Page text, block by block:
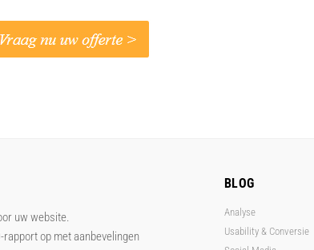
uw website.
op met aanbevelingen
BLOG
Analyse
Usability & Conversie